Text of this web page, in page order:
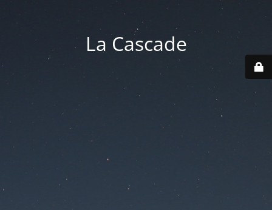
La Cascade